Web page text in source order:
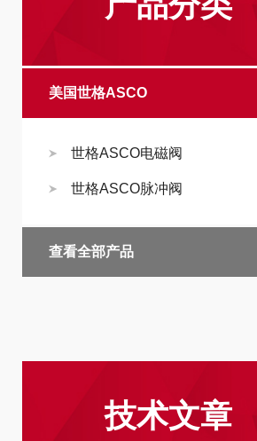
美国世格ASCO
世格ASCO电磁阀
世格ASCO脉冲阀
查看全部产品
技术文章